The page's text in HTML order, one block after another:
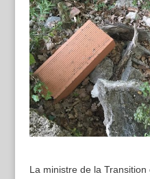
La ministre de la